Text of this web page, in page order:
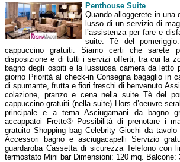
Penthouse Suite
Quando alloggerete in una
lusso di un servizio di
l’assistenza per fare e
suite. Tè del
cappuccino gratuiti. Siamo certi che sarete
disposizione e di tutti i servizi offerti, tra cui la
bagno degli ospiti e la lussuosa camera da letto
giorno Priorità al check-in Consegna bagaglio in
di spumante, frutta e fiori freschi di benvenuto
colazione, pranzo e cena nella suite Tè del
cappuccino gratuiti (nella suite) Hors d’oeuvre
principale e a tema Asciugamani da bagno
accappatoi Frette® Possibilità di prenotare i
gratuito Shopping bag Celebrity Giochi da
Accessori bagno e asciugacapelli Servizio
guardaroba Cassetta di sicurezza Telefono con
termostato Mini bar Dimensioni: 120 mq. Balcone: